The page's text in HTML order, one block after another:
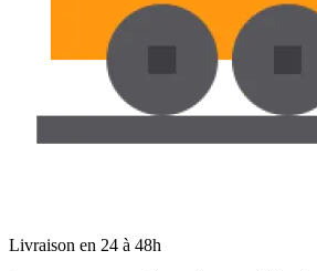
Livraison en 24 à 48h